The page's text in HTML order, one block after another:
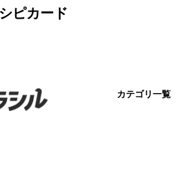
ピカード
カテゴリ一覧